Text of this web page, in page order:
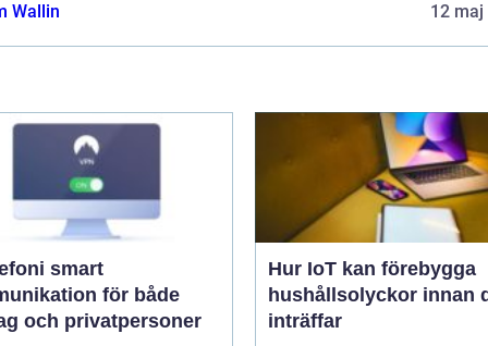
Wallin
12 maj
smart
för både
och privatpersoner
Hur IoT kan förebygga
hushållsolyckor innan
inträffar